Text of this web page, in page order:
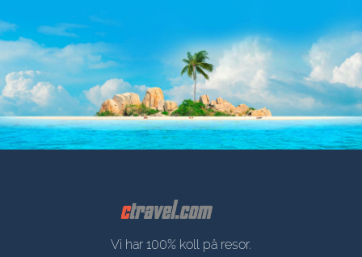
Vi har 100% koll på resor.